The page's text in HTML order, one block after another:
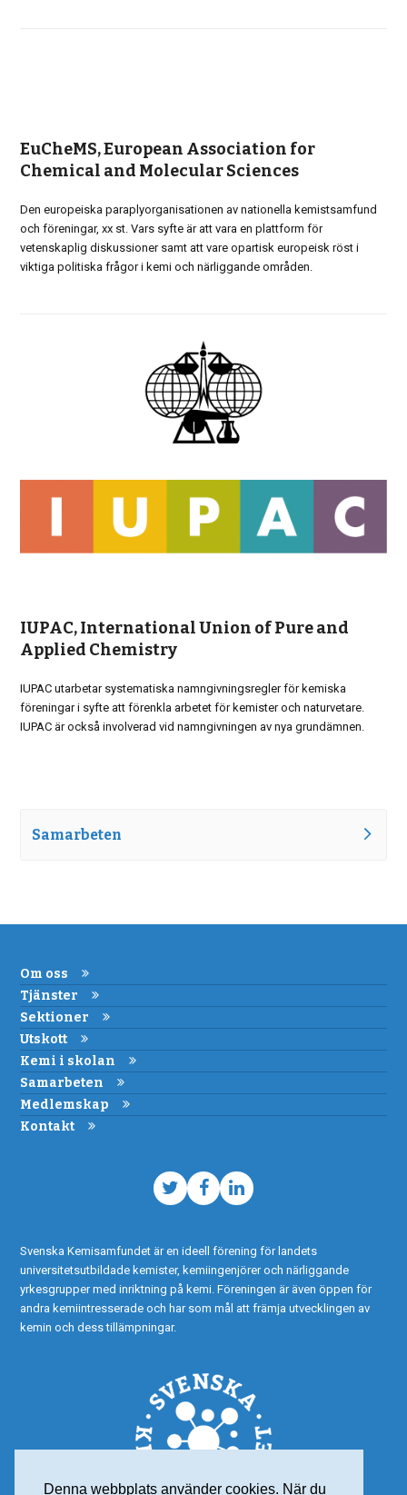
Denna webbplats använder cookies. När du
EuCheMS, European Association for
Chemical and Molecular Sciences
Den europeiska paraplyorganisationen av nationella kemistsamfund
och föreningar, xx st. Vars syfte är att vara en plattform för
vetenskaplig diskussioner samt att vare opartisk europeisk röst i
viktiga politiska frågor i kemi och närliggande områden.
IUPAC, International Union of Pure and
Applied Chemistry
IUPAC utarbetar systematiska namngivningsregler för kemiska
föreningar i syfte att förenkla arbetet för kemister och naturvetare.
IUPAC är också involverad vid namngivningen av nya grundämnen.
Samarbeten
Om oss
Tjänster
Sektioner
Utskott
Kemi i skolan
Samarbeten
Medlemskap
Kontakt
TwitterFacebook
LinkedIn
Svenska Kemisamfundet är en ideell förening för landets
universitetsutbildade kemister, kemiingenjörer och närliggande
yrkesgrupper med inriktning på kemi. Föreningen är även öppen för
andra kemiintresserade och har som mål att främja utvecklingen av
kemin och dess tillämpningar.